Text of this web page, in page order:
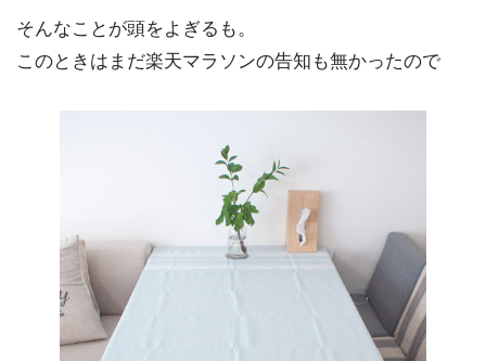
そんなことが頭をよぎるも。
このときはまだ楽天マラソンの告知も無かったので